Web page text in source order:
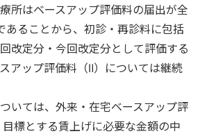
所はベースアップ評価料の届出が全
あることから、初診・再診料に包括
改定分・今回改定分として評価する
アップ評価料（Ⅱ）については継続
いては、外来・在宅ベースアップ評
標とする賃上げに必要な金額の中